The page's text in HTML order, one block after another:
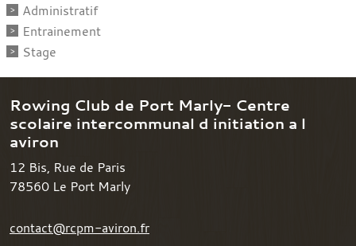
Administratif
Entrainement
Stage
Rowing Club de Port Marly- Centre
scolaire intercommunal d initiation a l
aviron
12 Bis, Rue de Paris
78560 Le Port Marly
contact@rcpm-aviron.fr